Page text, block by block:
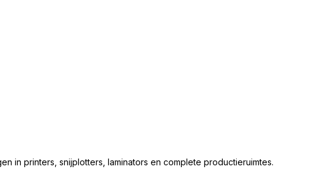
in printers, snijplotters, laminators en complete productieruimtes.